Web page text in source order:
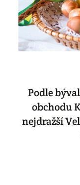
Podle
obchodu
nejdražší